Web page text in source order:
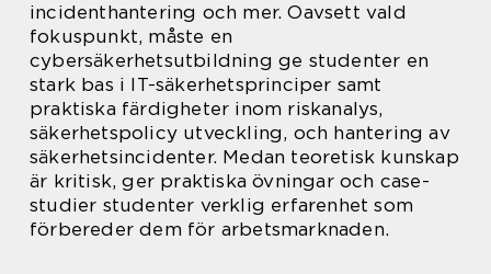
incidenthantering och mer. Oavsett vald
fokuspunkt, måste en
cybersäkerhetsutbildning ge studenter en
stark bas i IT-säkerhetsprinciper samt
praktiska färdigheter inom riskanalys,
säkerhetspolicy utveckling, och hantering av
säkerhetsincidenter. Medan teoretisk kunskap
är kritisk, ger praktiska övningar och case-
studier studenter verklig erfarenhet som
förbereder dem för arbetsmarknaden.